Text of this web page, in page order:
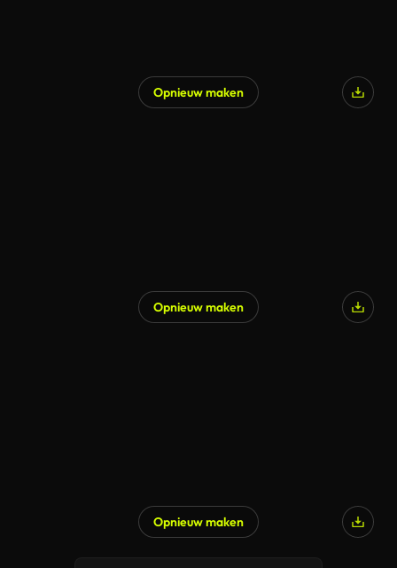
Opnieuw maken
Opnieuw maken
Opnieuw maken